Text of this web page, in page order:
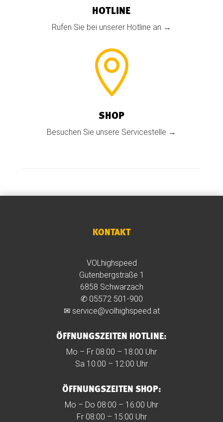
HOTLINE
Rufen Sie bei unserer Hotline an →

SHOP
Besuchen Sie unsere Servicestelle →
KONTAKT
VOLhighspeed
Gutenbergstraße 1
6858 Schwarzach
✆ 05572 501-900
✉ service@volhighspeed.at
ÖFFNUNGSZEITEN HOTLINE:
Mo – Fr 08:00 – 18:00 Uhr
Sa 10:00 – 12:00 Uhr
ÖFFNUNGSZEITEN SHOP:
Mo – Do 08:00 – 16:00 Uhr
Fr 08:00 – 15:00 Uhr